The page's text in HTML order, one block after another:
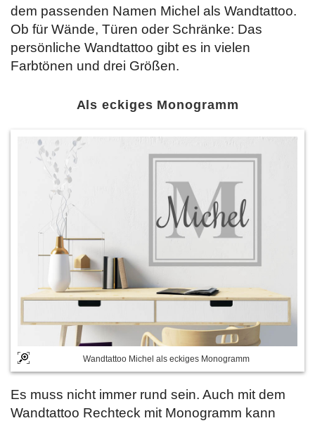
dem passenden Namen Michel als Wandtattoo.
Ob für Wände, Türen oder Schränke: Das
persönliche Wandtattoo gibt es in vielen
Farbtönen und drei Größen.
Als eckiges Monogramm
Wandtattoo Michel als eckiges Monogramm
Es muss nicht immer rund sein. Auch mit dem
Wandtattoo Rechteck mit Monogramm kann